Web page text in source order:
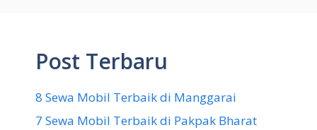
Post Terbaru
8 Sewa Mobil Terbaik di Manggarai
7 Sewa Mobil Terbaik di Pakpak Bharat